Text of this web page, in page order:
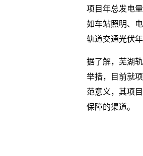
项目年总发电
如车站照明、
轨道交通光伏
据了解，芜湖
举措，目前就
范意义，其项
保障的渠道。